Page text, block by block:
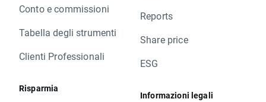
Conto e commissioni
Tabella degli strumenti
Clienti Professionali
Risparmia
Reports
Share price
ESG
Informazioni legali